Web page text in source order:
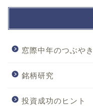
窓際中年のつぶやき
銘柄研究
投資成功のヒント